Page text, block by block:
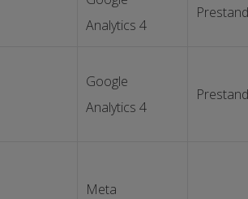
Analytics 4
Google
Analytics 4
Meta